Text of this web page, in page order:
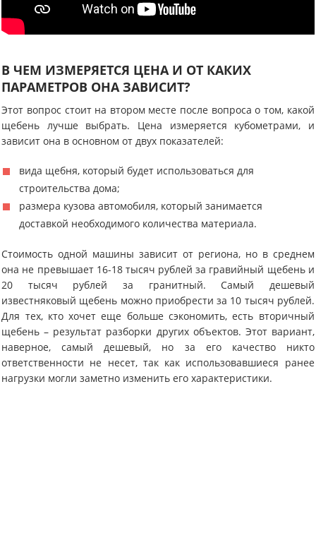
В ЧЕМ ИЗМЕРЯЕТСЯ ЦЕНА И ОТ КАКИХ
ПАРАМЕТРОВ ОНА ЗАВИСИТ?
Этот вопрос стоит на втором месте после вопроса о том, какой
щебень лучше выбрать. Цена измеряется кубометрами, и
зависит она в основном от двух показателей:
вида щебня, который будет использоваться для
строительства дома;
размера кузова автомобиля, который занимается
доставкой необходимого количества материала.
Стоимость одной машины зависит от региона, но в среднем
она не превышает 16-18 тысяч рублей за гравийный щебень и
20 тысяч рублей за гранитный. Самый дешевый
известняковый щебень можно приобрести за 10 тысяч рублей.
Для тех, кто хочет еще больше сэкономить, есть вторичный
щебень – результат разборки других объектов. Этот вариант,
наверное, самый дешевый, но за его качество никто
ответственности не несет, так как использовавшиеся ранее
нагрузки могли заметно изменить его характеристики.